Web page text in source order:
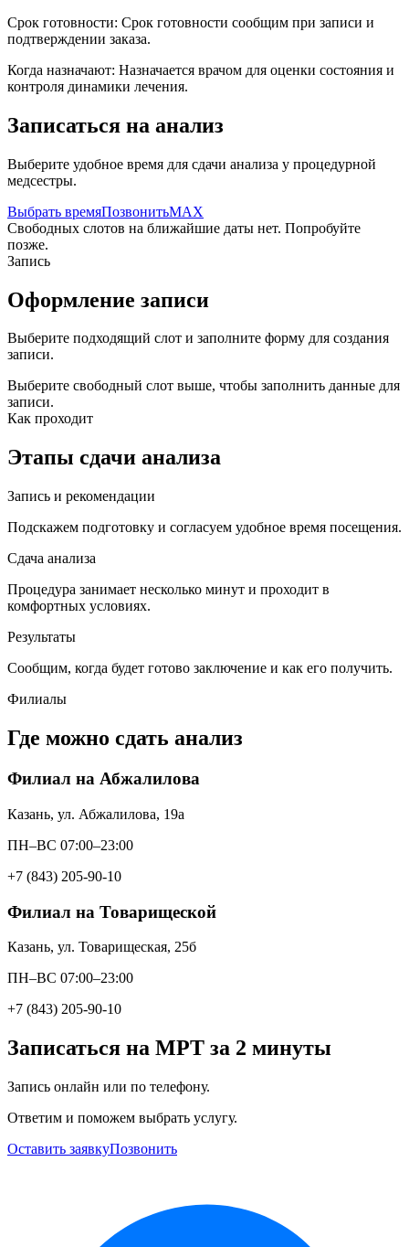
Срок готовности: Срок готовности сообщим при записи и
подтверждении заказа.
Когда назначают: Назначается врачом для оценки состояния и
контроля динамики лечения.
Записаться на анализ
Выберите удобное время для сдачи анализа у процедурной
медсестры.
Выбрать времяПозвонитьMAX
Свободных слотов на ближайшие даты нет. Попробуйте
позже.
Запись
Оформление записи
Выберите подходящий слот и заполните форму для создания
записи.
Выберите свободный слот выше, чтобы заполнить данные для
записи.
Как проходит
Этапы сдачи анализа
Запись и рекомендации
Подскажем подготовку и согласуем удобное время посещения.
Сдача анализа
Процедура занимает несколько минут и проходит в
комфортных условиях.
Результаты
Сообщим, когда будет готово заключение и как его получить.
Филиалы
Где можно сдать анализ
Филиал на Абжалилова
Казань, ул. Абжалилова, 19а
ПН–ВС 07:00–23:00
+7 (843) 205-90-10
Филиал на Товарищеской
Казань, ул. Товарищеская, 25б
ПН–ВС 07:00–23:00
+7 (843) 205-90-10
Записаться на МРТ за 2 минуты
Запись онлайн или по телефону.
Ответим и поможем выбрать услугу.
Оставить заявкуПозвонить